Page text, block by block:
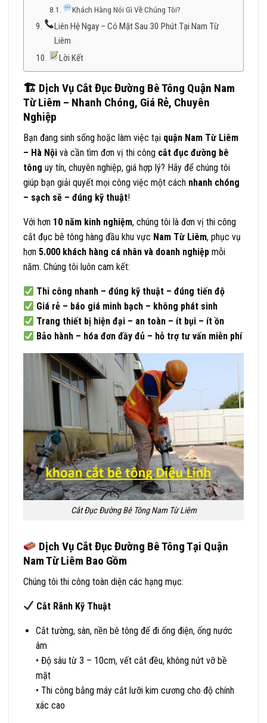
Khách Hàng Nói Gì Về Chúng Tôi?
Liên Hệ Ngay – Có Mặt Sau 30 Phút Tại Nam Từ
Liêm
Lời Kết
🏗 ️ Dịch Vụ Cắt Đục Đường Bê Tông Quận Nam
Từ Liêm – Nhanh Chóng, Giá Rẻ, Chuyên
Nghiệp
Bạn đang sinh sống hoặc làm việc tại quận Nam Từ Liêm
– Hà Nội và cần tìm đơn vị thi công cắt đục đường bê
tông uy tín, chuyên nghiệp, giá hợp lý? Hãy để chúng tôi
giúp bạn giải quyết mọi công việc một cách nhanh chóng
– sạch sẽ – đúng kỹ thuật!
Với hơn 10 năm kinh nghiệm, chúng tôi là đơn vị thi công
cắt đục bê tông hàng đầu khu vực Nam Từ Liêm, phục vụ
hơn 5.000 khách hàng cá nhân và doanh nghiệp mỗi
năm. Chúng tôi luôn cam kết:
Thi công nhanh – đúng kỹ thuật – đúng tiến độ
Giá rẻ – báo giá minh bạch – không phát sinh
Trang thiết bị hiện đại – an toàn – ít bụi – ít ồn
Bảo hành – hóa đơn đầy đủ – hỗ trợ tư vấn miễn phí
Cắt Đục Đường Bê Tông Nam Từ Liêm
Dịch Vụ Cắt Đục Đường Bê Tông Tại Quận
Nam Từ Liêm Bao Gồm
Chúng tôi thi công toàn diện các hạng mục:
Cắt Rãnh Kỹ Thuật
Cắt tường, sàn, nền bê tông để đi ống điện, ống nước
âm
• Độ sâu từ 3 – 10cm, vết cắt đều, không nứt vỡ bề
mặt
• Thi công bằng máy cắt lưỡi kim cương cho độ chính
xác cao